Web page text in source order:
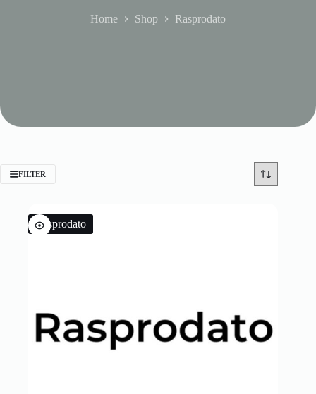
Home Shop Rasprodato
FILTER
Rasprodato